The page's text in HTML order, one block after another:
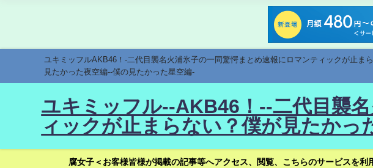
ユキミッフルAKB46！-二代目襲名火浦氷子の一同驚愕まとめ速報にロマンティックが止
見たかった夜空編--僕の見たかった星空編-
ユキミッフル--AKB46！--二代目襲
ィックが止まらない？僕が見たかっ
腐女子＜お客様皆様が掲載の記事等へアクセス、閲覧、こちらのサービスを